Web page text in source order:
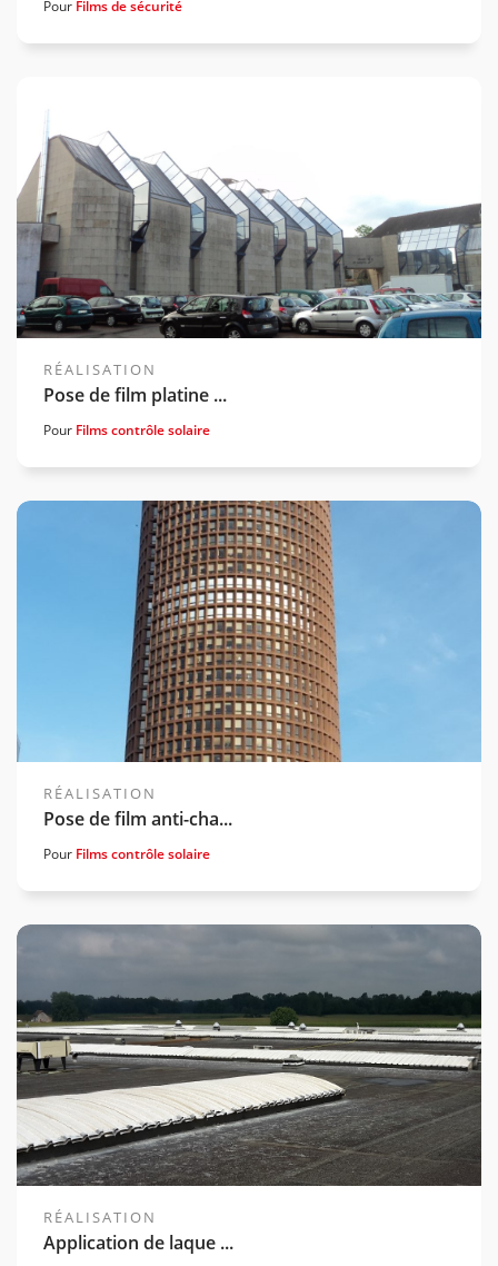
Pour Films de sécurité
RÉALISATION
Pose de film platine ...
Pour Films contrôle solaire
Voir la gamme associée
RÉALISATION
Pose de film anti-cha...
Pour Films contrôle solaire
RÉALISATION
Application de laque ...